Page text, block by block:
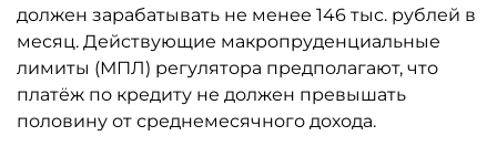
должен зарабатывать не менее 146 тыс. рублей в
месяц. Действующие макропруденциальные
лимиты (МПЛ) регулятора предполагают, что
платёж по кредиту не должен превышать
половину от среднемесячного дохода.